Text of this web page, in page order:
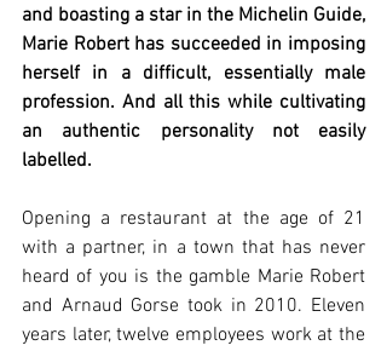
and boasting a star in the Michelin Guide,
Marie Robert has succeeded in imposing
herself in a difficult, essentially male
profession. And all this while cultivating
an authentic personality not easily
labelled.
Opening a restaurant at the age of 21
with a partner, in a town that has never
heard of you is the gamble Marie Robert
and Arnaud Gorse took in 2010. Eleven
years later, twelve employees work at the